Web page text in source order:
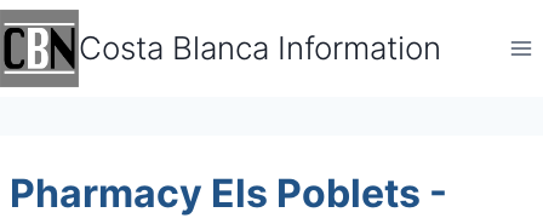
Skip
content
Costa Blanca Information
Pharmacy Els Poblets -